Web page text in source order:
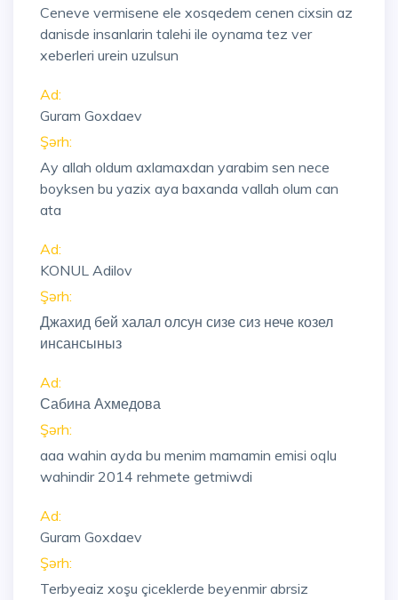
Ceneve vermisene ele xosqedem cenen cixsin az
danisde insanlarin talehi ile oynama tez ver
xeberleri urein uzulsun
Ad:
Guram Goxdaev
Şərh:
Ay allah oldum axlamaxdan yarabim sen nece
boyksen bu yazix aya baxanda vallah olum can
ata
Ad:
KONUL Adilov
Şərh:
Джахид бей халал олсун сизе сиз нече козел
инсансыныз
Ad:
Сабина Ахмедова
Şərh:
aaa wahin ayda bu menim mamamin emisi oqlu
wahindir 2014 rehmete getmiwdi
Ad:
Guram Goxdaev
Şərh:
Terbyeaiz xoşu çiceklerde beyenmir abrsiz